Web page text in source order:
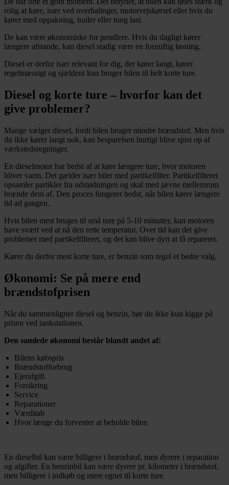
rolig at køre, især ved overhalinger, motorvejskørsel eller hvis du
kører med oppakning, trailer eller tung last.
De kan være økonomiske for pendlere. Hvis du dagligt kører
længere afstande, kan diesel stadig være en fornuftig løsning.
Diesel er derfor især relevant for dig, der kører langt, kører
regelmæssigt og sjældent kun bruger bilen til helt korte ture.
Diesel og korte ture – hvorfor kan det
give problemer?
Mange vælger diesel, fordi bilen bruger mindre brændstof. Men hvis
du ikke kører langt nok, kan besparelsen hurtigt blive spist op af
værkstedsregninger.
En dieselmotor har bedst af at køre længere ture, hvor motoren
bliver varm. Det gælder især biler med partikelfilter. Partikelfilteret
opsamler partikler fra udstødningen og skal med jævne mellemrum
brænde dem af. Den proces fungerer bedst, når bilen kører længere
tid ad gangen.
Hvis bilen mest bruges til små ture på 5-10 minutter, kan motoren
have svært ved at nå den rette temperatur. Over tid kan det give
problemer med partikelfilteret, og det kan blive dyrt at få repareret.
Kører du derfor mest korte ture, er benzin som regel et bedre valg.
Økonomi: Se på mere end
brændstofprisen
Når du sammenligner diesel og benzin, bør du ikke kun kigge på
prisen ved tankstationen.
Den samlede økonomi består blandt andet af:
Bilens købspris
Brændstofforbrug
Ejerafgift
Forsikring
Service
Reparationer
Værditab
Hvor længe du forventer at beholde bilen
En dieselbil kan være billigere i brændstof, men dyrere i reparation
og afgifter. En benzinbil kan være dyrere pr. kilometer i brændstof,
men billigere i indkøb og mere egnet til korte ture.